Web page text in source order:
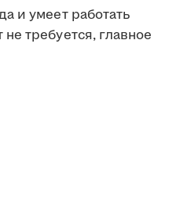
и умеет работать
требуется, главное